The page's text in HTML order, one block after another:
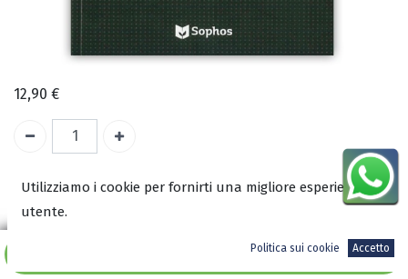
Aggiungi al carrello
12,90 €
A magazzino
9788899872038
Utilizziamo i cookie per fornirti una migliore esperienza
utente.
Politica sui cookie Accetto